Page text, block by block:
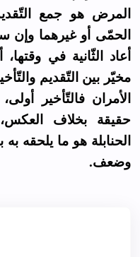
المرض هو جمع
الحمّى أو غيرهما وإن
أعاد الثّانية في
مخيّر بين التّقديم
الأمران فالتّأخير
حقيقة بخلاف
الحنابلة هو ما يلحقه
وضعف.